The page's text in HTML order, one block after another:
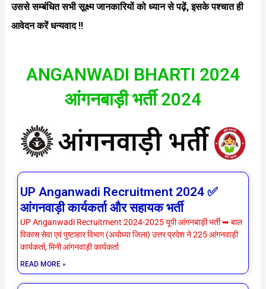
उससे सम्बंधित सभी सूक्ष्म जानकारियों को ध्यान से पढ़ें, इसके पश्चात ही
आवेदन करें धन्यवाद !!
ANGANWADI BHARTI 2024
आंगनबाड़ी भर्ती 2024
UP Anganwadi Recruitment 2024 ✅
आंगनवाड़ी कार्यकर्ता और सहायक भर्ती
UP Anganwadi Recruitment 2024-2025 यूपी आंगनबाड़ी भर्ती ➥ बाल
विकास सेवा एवं पुष्टाहार विभाग (अयोध्या जिला) उत्तर प्रदेश ने 225 आंगनवाड़ी
कार्यकर्ता, मिनी आंगनवाड़ी कार्यकर्ता
READ MORE »
a
g
e
a
g
e
a
g
e
a
g
e
a
g
e
a
g
e